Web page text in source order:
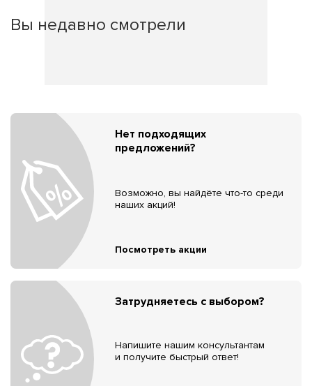
Вы недавно смотрели
Нет подходящих
предложений?
Возможно, вы найдёте что-то среди
наших акций!
Посмотреть акции
Затрудняетесь с выбором?
Напишите нашим консультантам
и получите быстрый ответ!